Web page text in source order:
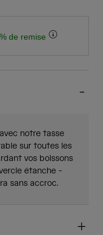
de remise
notre tasse
sur toutes les
vos boissons
étanche -
sans accroc.